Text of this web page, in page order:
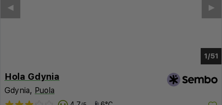
1/47
▶︎
◀︎
Hola Gdynia
Gdynia, Puola